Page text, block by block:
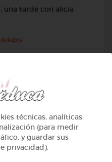
una tarde con alicia
técnicas, analíticas
(para medir
y guardar sus
privacidad).